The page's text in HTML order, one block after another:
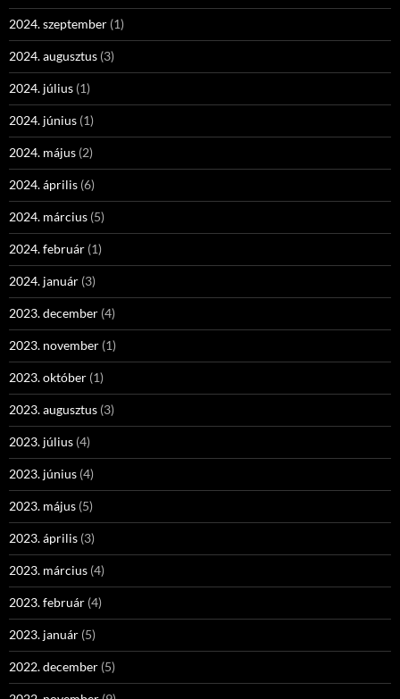
2024. szeptember (1)
2024. augusztus (3)
2024. július (1)
2024. június (1)
2024. május (2)
2024. április (6)
2024. március (5)
2024. február (1)
2024. január (3)
2023. december (4)
2023. november (1)
2023. október (1)
2023. augusztus (3)
2023. július (4)
2023. június (4)
2023. május (5)
2023. április (3)
2023. március (4)
2023. február (4)
2023. január (5)
2022. december (5)